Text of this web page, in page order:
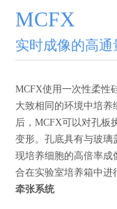
MCFX
实时成像的高通
MCFX使用一次性柔性
大致相同的环境中培养
后，MCFX可以对孔板
变形。孔底具有与玻璃
现培养细胞的高倍率成
合在实验室培养箱中进
牵张系统